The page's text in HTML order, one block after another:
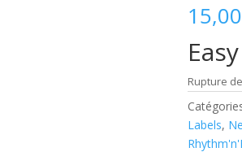
15,00
Rupture
Labels,